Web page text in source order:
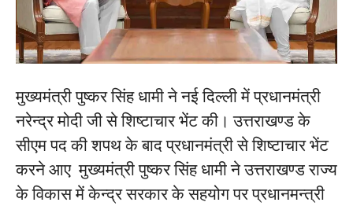
मुख्यमंत्री पुष्कर सिंह धामी ने नई दिल्ली में प्रधानमंत्री
नरेन्द्र मोदी जी से शिष्टाचार भेंट की। उत्तराखण्ड के
सीएम पद की शपथ के बाद प्रधानमंत्री से शिष्टाचार भेंट
करने आए मुख्यमंत्री पुष्कर सिंह धामी ने उत्तराखण्ड राज्य
के विकास में केन्द्र सरकार के सहयोग पर प्रधानमन्त्री